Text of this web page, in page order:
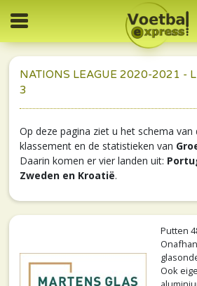
NATIONS LEAGUE 2020-2021 -
3
Op deze pagina ziet u het schema
klassement en de statistieken van
Daarin komen er vier landen uit:
Zweden en Kroatië.
Putten
Ook